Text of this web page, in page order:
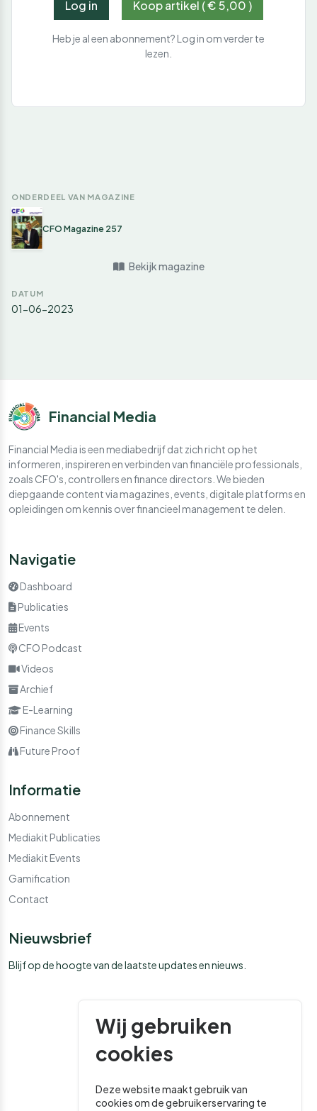
Wij gebruiken
cookies
Deze website maakt gebruik van
cookies om de gebruikerservaring te
Log in Koop artikel ( € 5,00 )
Heb je al een abonnement? Log in om verder te
lezen.
ONDERDEEL VAN MAGAZINE
CFO Magazine 257
Bekijk magazine
DATUM
01-06-2023
Financial Media
Financial Media is een mediabedrijf dat zich richt op het
informeren, inspireren en verbinden van financiële professionals,
zoals CFO's, controllers en finance directors. We bieden
diepgaande content via magazines, events, digitale platforms en
opleidingen om kennis over financieel management te delen.
Navigatie
Dashboard
Publicaties
Events
CFO Podcast
Videos
Archief
E-Learning
Finance Skills
Future Proof
Informatie
Abonnement
Mediakit Publicaties
Mediakit Events
Gamification
Contact
Nieuwsbrief
Blijf op de hoogte van de laatste updates en nieuws.